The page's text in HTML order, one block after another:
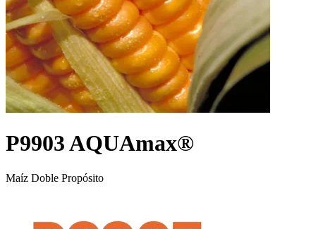
P9903 AQUAmax®
Maíz Doble Propósito